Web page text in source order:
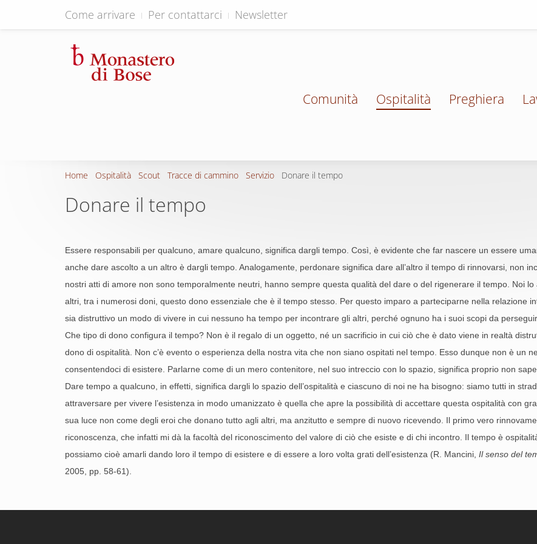
Come arrivare Per contattarci Newsletter
Comunità Ospitalità Preghiera
Home Ospitalità Scout Tracce di cammino Servizio Donare il tempo
Donare il tempo
Essere responsabili per qualcuno, amare qualcuno, significa dargli tempo. Così, è evidente che far nascere un essere
anche dare ascolto a un altro è dargli tempo. Analogamente, perdonare significa dare all’altro il tempo di rinnovarsi, non
nostri atti di amore non sono temporalmente neutri, hanno sempre questa qualità del dare o del rigenerare il tempo. Noi
altri, tra i numerosi doni, questo dono essenziale che è il tempo stesso. Per questo imparo a parteciparne nella relazione
sia distruttivo un modo di vivere in cui nessuno ha tempo per incontrare gli altri, perché ognuno ha i suoi scopi da
Che tipo di dono configura il tempo? Non è il regalo di un oggetto, né un sacrificio in cui ciò che è dato viene in realtà
dono di ospitalità. Non c’è evento o esperienza della nostra vita che non siano ospitati nel tempo. Esso dunque non è un
consentendoci di esistere. Parlarne come di un mero contenitore, nel suo intreccio con lo spazio, significa proprio non
Dare tempo a qualcuno, in effetti, significa dargli lo spazio dell’ospitalità e ciascuno di noi ne ha bisogno: siamo tutti in
attraversare per vivere l’esistenza in modo umanizzato è quella che apre la possibilità di accettare questa ospitalità con
sua luce non come degli eroi che donano tutto agli altri, ma anzitutto e sempre di nuovo ricevendo. Il primo vero
riconoscenza, che infatti mi dà la facoltà del riconoscimento del valore di ciò che esiste e di chi incontro. Il tempo è
possiamo cioè amarli dando loro il tempo di esistere e di essere a loro volta grati dell’esistenza (R. Mancini, Il senso del
2005, pp. 58-61).